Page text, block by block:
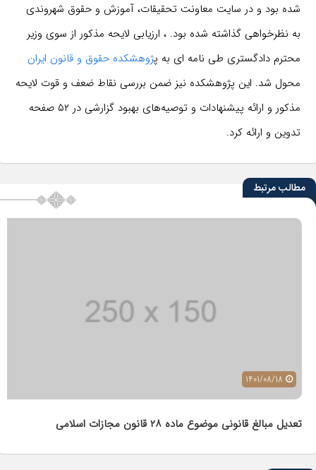
شده بود و در سایت معاونت تحقیقات، آموزش و حقوق شهروندی
به نظرخواهی گذاشته شده بود. ، ارزیابی لایحه مذکور از سوی وزیر
محترم دادگستری طی نامه ای به پژوهشکده حقوق و قانون ایران
محول شد. این پژوهشکده نیز ضمن بررسی نقاط ضعف و قوت لایحه
مذکور و ارائه پیشنهادات و توصیه‌های بهبود گزارشی در ۵۲ صفحه
تدوین و ارائه کرد.
مطالب مرتبط
تعدیل مبالغ قانونی موضوع ماده ٢٨ قانون مجازات اسلامی